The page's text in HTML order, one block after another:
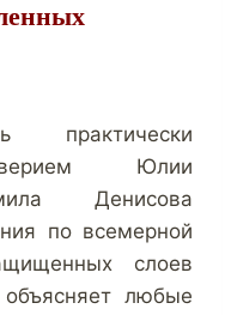
Юлии
Денисова
по всемерной
слоев
любые